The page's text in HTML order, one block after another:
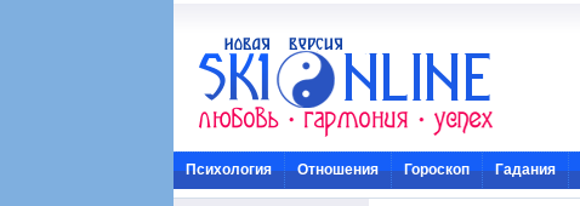
Психология Отношения Гороскоп Гадания